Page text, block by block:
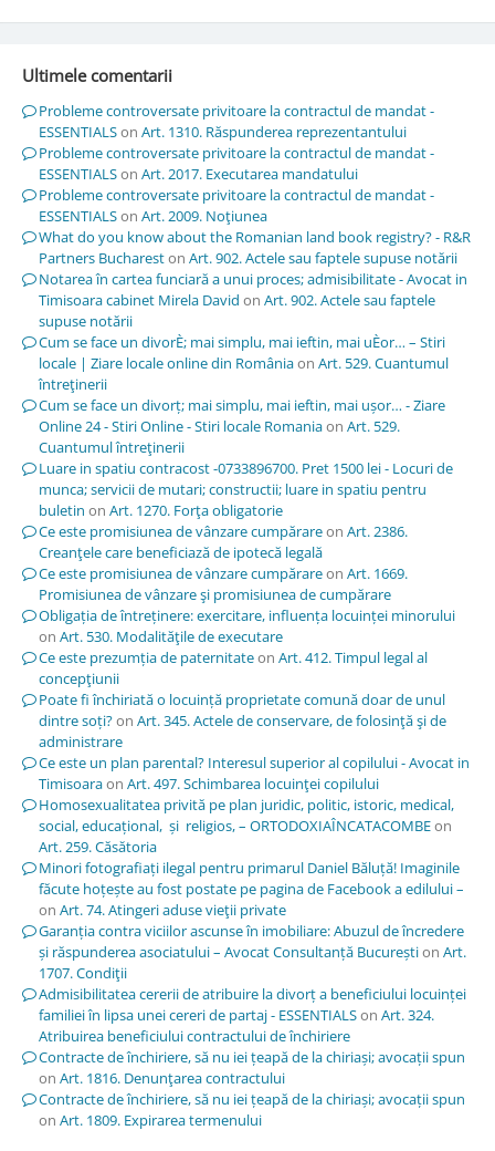
Ultimele comentarii
Probleme controversate privitoare la contractul de mandat -
ESSENTIALSon Art. 1310. Răspunderea reprezentantului
Probleme controversate privitoare la contractul de mandat -
ESSENTIALSon Art. 2017. Executarea mandatului
Probleme controversate privitoare la contractul de mandat -
ESSENTIALSon Art. 2009. Noţiunea
What do you know about the Romanian land book registry? - R&R
Partners Buchareston Art. 902. Actele sau faptele supuse notării
Notarea în cartea funciară a unui proces; admisibilitate - Avocat in
Timisoara cabinet Mirela David on Art. 902. Actele sau faptele
supuse notării
Cum se face un divorÈ; mai simplu, mai ieftin, mai uÈor… – Stiri
locale | Ziare locale online din Româniaon Art. 529. Cuantumul
întreţinerii
Cum se face un divorț; mai simplu, mai ieftin, mai ușor… - Ziare
Online 24 - Stiri Online - Stiri locale Romaniaon Art. 529.
Cuantumul întreţinerii
Luare in spatiu contracost -0733896700. Pret 1500 lei - Locuri de
munca; servicii de mutari; constructii; luare in spatiu pentru
buletin on Art. 1270. Forţa obligatorie
Ce este promisiunea de vânzare cumpărareon Art. 2386.
Creanţele care beneficiază de ipotecă legală
Ce este promisiunea de vânzare cumpărareon Art. 1669.
Promisiunea de vânzare şi promisiunea de cumpărare
Obligația de întreținere: exercitare, influența locuinței minorului
on Art. 530. Modalităţile de executare
Ce este prezumția de paternitateon Art. 412. Timpul legal al
concepţiunii
Poate fi închiriată o locuință proprietate comună doar de unul
dintre soți?on Art. 345. Actele de conservare, de folosinţă şi de
administrare
Ce este un plan parental? Interesul superior al copilului - Avocat in
Timisoaraon Art. 497. Schimbarea locuinţei copilului
Homosexualitatea privită pe plan juridic, politic, istoric, medical,
social, educațional, și religios, – ORTODOXIAÎNCATACOMBEon
Art. 259. Căsătoria
Minori fotografiați ilegal pentru primarul Daniel Băluță! Imaginile
făcute hoțește au fost postate pe pagina de Facebook a edilului –
on Art. 74. Atingeri aduse vieţii private
Garanția contra viciilor ascunse în imobiliare: Abuzul de încredere
și răspunderea asociatului – Avocat Consultanță Bucureștion Art.
1707. Condiţii
Admisibilitatea cererii de atribuire la divorț a beneficiului locuinței
familiei în lipsa unei cereri de partaj - ESSENTIALSon Art. 324.
Atribuirea beneficiului contractului de închiriere
Contracte de închiriere, să nu iei țeapă de la chiriași; avocații spun
on Art. 1816. Denunţarea contractului
Contracte de închiriere, să nu iei țeapă de la chiriași; avocații spun
on Art. 1809. Expirarea termenului